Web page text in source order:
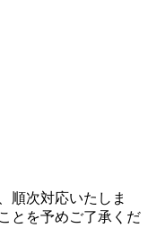
順次対応いたしま
とを予めご了承くだ